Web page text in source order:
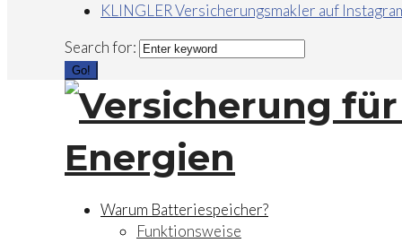
KLINGLER Versicherungsmakler auf
Search for:
Go!
Warum Batteriespeicher?
Funktionsweise